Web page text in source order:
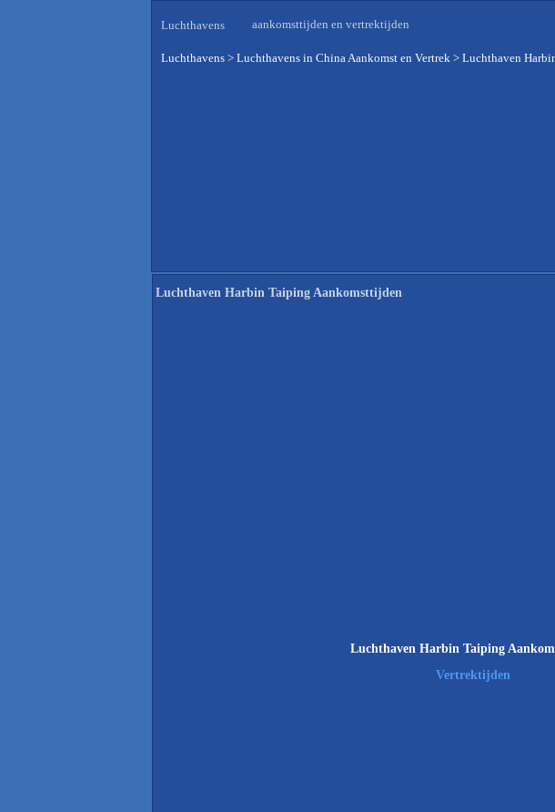
Luchthavens aankomsttijden en vertrektijden
Luchthavens > Luchthavens in China Aankomst en Vertrek > Luchthaven
Luchthaven Harbin Taiping Aankomsttijden
Luchthaven Harbin Taiping
Vertrektijden